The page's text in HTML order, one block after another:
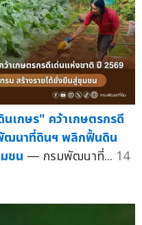
เกษร" คว้าเกษตรกรดี
ฒนาที่ดินฯ พลิกฟื้นดิน
ชน — กรมพัฒนาที่... 14